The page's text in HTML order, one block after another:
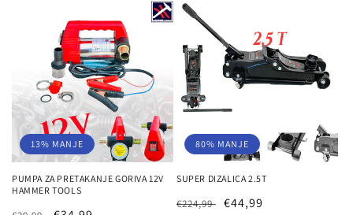
13% MANJE
PUMPA ZA PRETAKANJE GORIVA 12V
HAMMER TOOLS
80% MANJE
SUPER DIZALICA 2.5T
Redovna
€224,99 Prodajna
€44,99